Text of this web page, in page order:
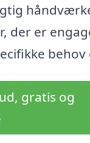
der er
behov
gratis og